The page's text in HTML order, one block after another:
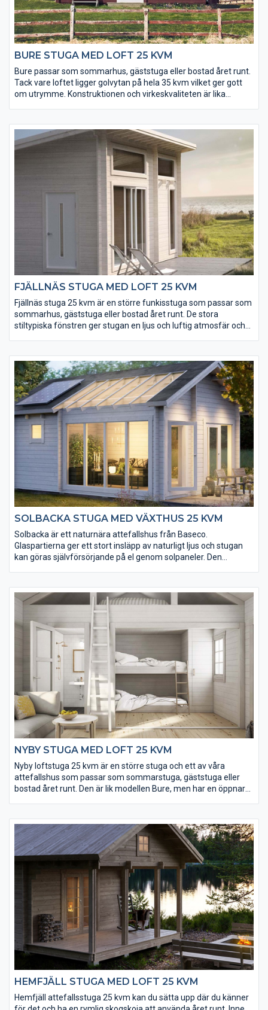
BURE STUGA MED LOFT 25 KVM
Bure passar som sommarhus, gäststuga eller bostad året runt.
Tack vare loftet ligger golvytan på hela 35 kvm vilket ger gott
om utrymme. Konstruktionen och virkeskvaliteten är lika
inne
FJÄLLNÄS STUGA MED LOFT 25 KVM
Fjällnäs stuga 25 kvm är en större funkisstuga som passar som
sommarhus, gäststuga eller bostad året runt. De stora
stiltypiska fönstren ger stugan en ljus och luftig atmosfär och
vara kreativ på. Till Fjällnäs kan vi erbjuda många tillval och
tillbehör och du väljer såklart det som känns bäst. Komplettera
även med Galgat funkisbod och Gellas funkisbastu.
SOLBACKA STUGA MED VÄXTHUS 25 KVM
Solbacka är ett naturnära attefallshus från Baseco.
Glaspartierna ger ett stort insläpp av naturligt ljus och stugan
kan göras självförsörjande på el genom solpaneler. Den
göra stugan till din egen. Inklusive loftet får du en total golvyta
på 35 kvm.
NYBY STUGA MED LOFT 25 KVM
Nyby loftstuga 25 kvm är en större stuga och ett av våra
attefallshus som passar som sommarstuga, gäststuga eller
bostad året runt. Den är lik modellen Bure, men har en öppnare
och ytterdörr levereras isolerade och håller värmen inne.
HEMFJÄLL STUGA MED LOFT 25 KVM
Hemfjäll attefallsstuga 25 kvm kan du sätta upp där du känner